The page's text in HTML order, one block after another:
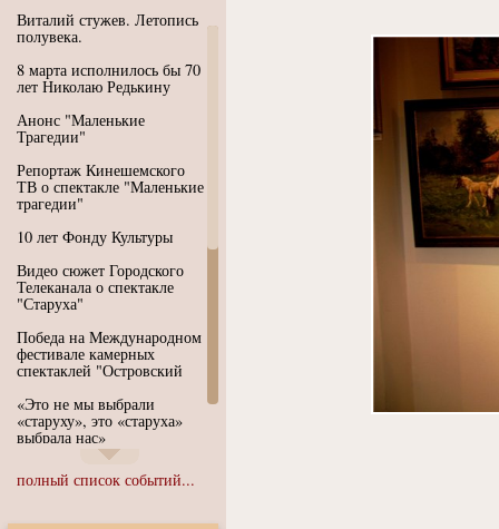
Виталий стужев. Летопись
полувека.
8 марта исполнилось бы 70
лет Николаю Редькину
Анонс "Маленькие
Трагедии"
Репортаж Кинешемского
ТВ о спектакле "Маленькие
трагедии"
10 лет Фонду Культуры
Видео сюжет Городского
Телеканала о спектакле
"Старуха"
Победа на Международном
фестивале камерных
спектаклей "Островский
«Это не мы выбрали
«старуху», это «старуха»
выбрала нас»
Иммерсивный спектакль
"Язык чистого полета
полный список событий...